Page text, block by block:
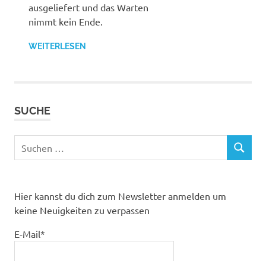
ausgeliefert und das Warten
nimmt kein Ende.
WEITERLESEN
SUCHE
nach:
SUCHEN
Hier kannst du dich zum Newsletter anmelden um
keine Neuigkeiten zu verpassen
E-Mail*